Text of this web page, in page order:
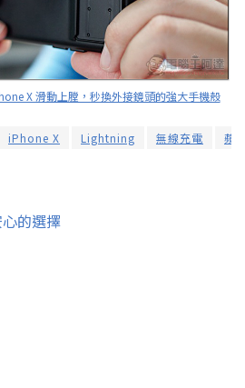
X 滑動上膛，秒換外接鏡頭的強大手機殼
iPhone X Lightning 無線充電 蘋
的選擇